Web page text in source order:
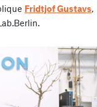
Fridtjof Gustavs,